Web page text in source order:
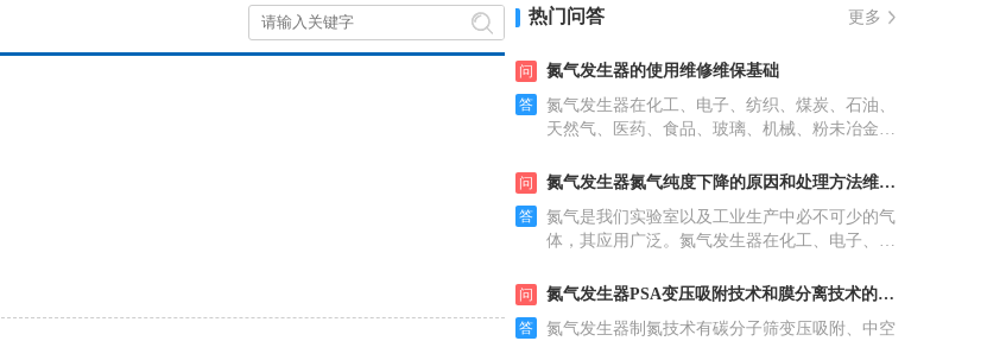
 热门问答 更多
问 氮气发生器的使用维修维保基础
答
氮气发生器在化工、电子、纺织、煤炭、石油、
天然气、医药、食品、玻璃、机械、粉未冶金、
气发生器该怎么使用呢，让小编带你了解
问 氮气发生器氮气纯度下降的原因和处理方法维修维保基础
答
氮气是我们实验室以及工业生产中必不可少的气
体，其应用广泛。氮气发生器在化工、电子、纺
机械、粉未冶金、磁性材料等行业得到了
问 氮气发生器PSA变压吸附技术和膜分离技术的对比维修维保基础
答
氮气发生器制氮技术有碳分子筛变压吸附、中空